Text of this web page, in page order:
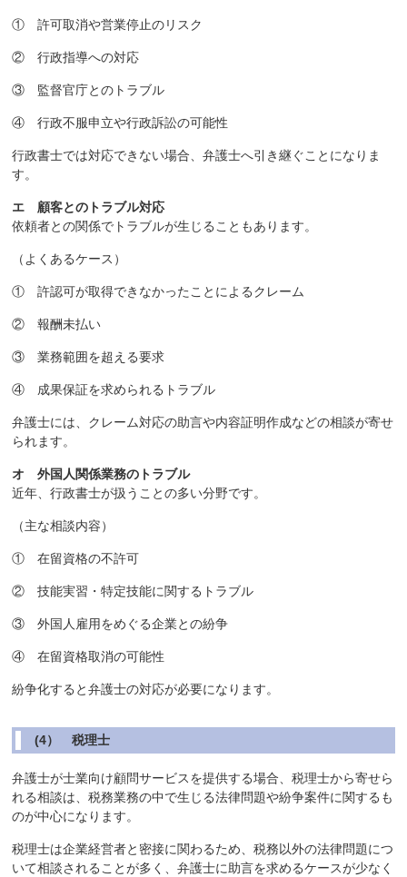
① 許可取消や営業停止のリスク
② 行政指導への対応
③ 監督官庁とのトラブル
④ 行政不服申立や行政訴訟の可能性
行政書士では対応できない場合、弁護士へ引き継ぐことになりま
す。
エ 顧客とのトラブル対応
依頼者との関係でトラブルが生じることもあります。
（よくあるケース）
① 許認可が取得できなかったことによるクレーム
② 報酬未払い
③ 業務範囲を超える要求
④ 成果保証を求められるトラブル
弁護士には、クレーム対応の助言や内容証明作成などの相談が寄せ
られます。
オ 外国人関係業務のトラブル
近年、行政書士が扱うことの多い分野です。
（主な相談内容）
① 在留資格の不許可
② 技能実習・特定技能に関するトラブル
③ 外国人雇用をめぐる企業との紛争
④ 在留資格取消の可能性
紛争化すると弁護士の対応が必要になります。
(4） 税理士
弁護士が士業向け顧問サービスを提供する場合、税理士から寄せら
れる相談は、税務業務の中で生じる法律問題や紛争案件に関するも
のが中心になります。
税理士は企業経営者と密接に関わるため、税務以外の法律問題につ
いて相談されることが多く、弁護士に助言を求めるケースが少なく